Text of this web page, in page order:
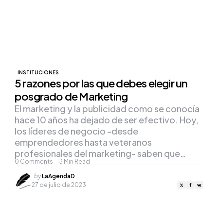
INSTITUCIONES
5 razones por las que debes elegir un
posgrado de Marketing
0 Comments 3 Min Read
El marketing y la publicidad como se conocía
hace 10 años ha dejado de ser efectivo. Hoy,
los líderes de negocio -desde
emprendedores hasta veteranos
profesionales del marketing- saben que…
Posted
by
byLaAgendaD
27 de julio de 2023